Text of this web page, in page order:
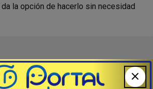
la opción de hacerlo sin necesidad